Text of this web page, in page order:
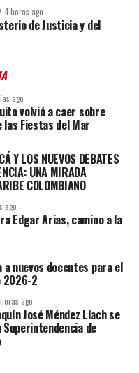
4 horas ago
de Justicia y del
ago
volvió a caer sobre
Fiestas del Mar
Y LOS NUEVOS DEBATES
UNA MIRADA
COLOMBIANO
ago
Edgar Arias, camino a la
a nuevos docentes para el
2026-2
ago
José Méndez Llach se
de